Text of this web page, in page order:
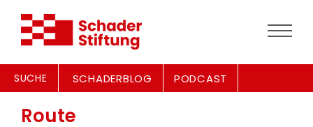
SUCHE SCHADERBLOG PODCAST
Route